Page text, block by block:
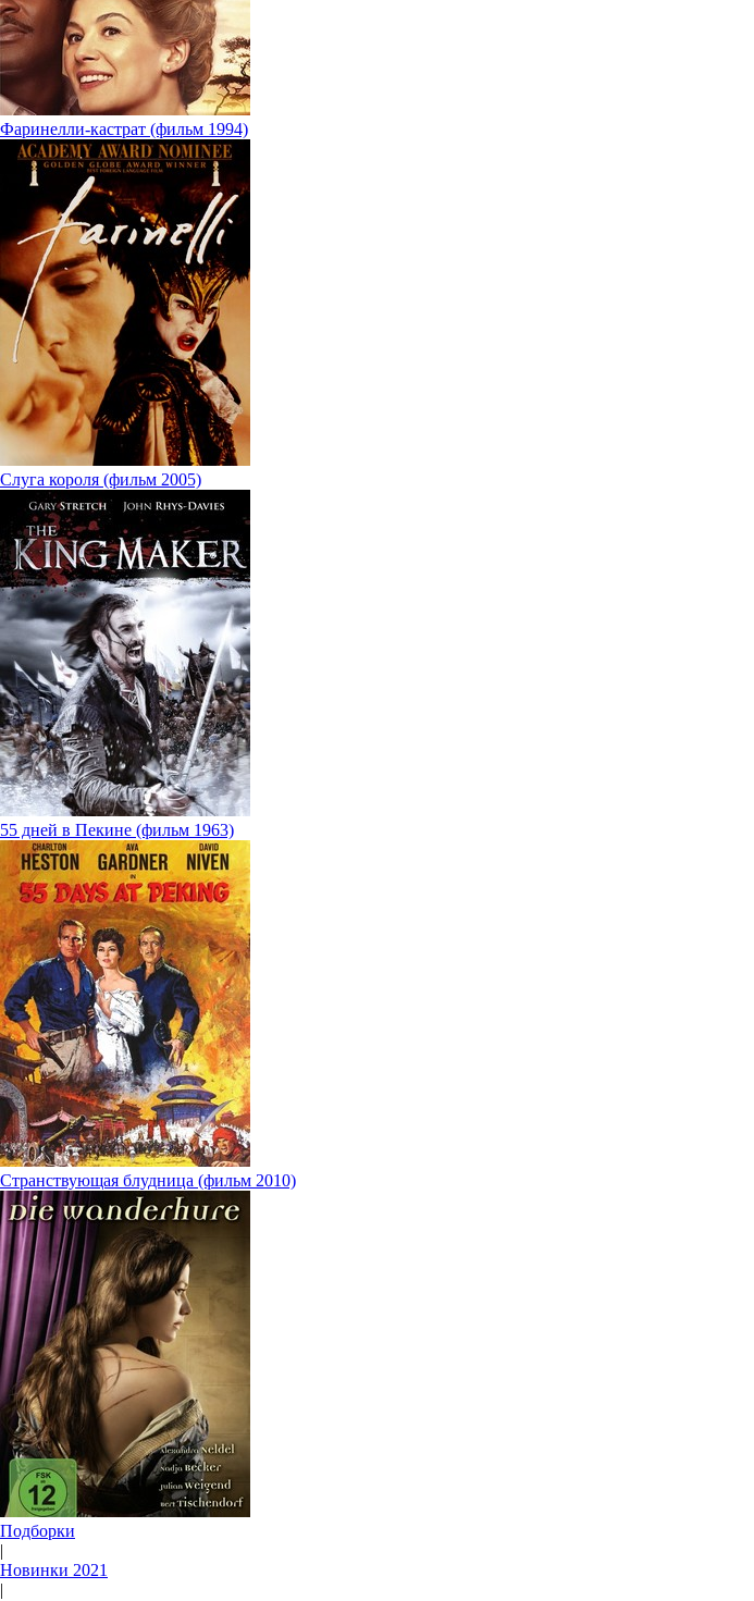
Фаринелли-кастрат (фильм 1994)
Слуга короля (фильм 2005)
55 дней в Пекине (фильм 1963)
Странствующая блудница (фильм 2010)
Подборки
|
Новинки 2021
|